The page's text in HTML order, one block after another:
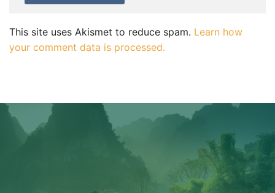
This site uses Akismet to reduce spam. Learn how
your comment data is processed.